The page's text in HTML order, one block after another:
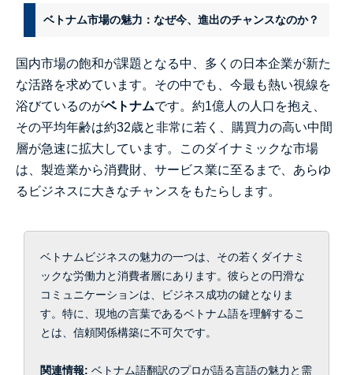
ベトナム市場の魅力：なぜ今、進出のチャンスなのか？
国内市場の飽和が課題となる中、多くの日本企業が新た
な活路を求めています。その中でも、今最も熱い視線を
浴びているのがベトナムです。約1億人の人口を抱え、
その平均年齢は約32歳と非常に若く、購買力の高い中間
層が急速に拡大しています。このダイナミックな市場
は、製造業から消費財、サービス業に至るまで、あらゆ
るビジネスに大きなチャンスをもたらします。
ベトナムビジネスの魅力の一つは、その若くダイナミ
ックな労働力と消費者層にあります。彼らとの円滑な
コミュニケーションは、ビジネス成功の鍵となりま
す。特に、現地の言葉であるベトナム語を理解するこ
とは、信頼関係構築に不可欠です。
関連情報: ベトナム語翻訳のプロが語る言語の魅力と需